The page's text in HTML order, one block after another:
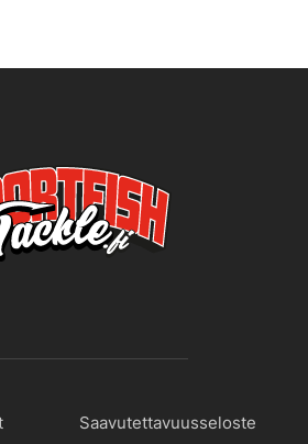
Saavutettavuusseloste